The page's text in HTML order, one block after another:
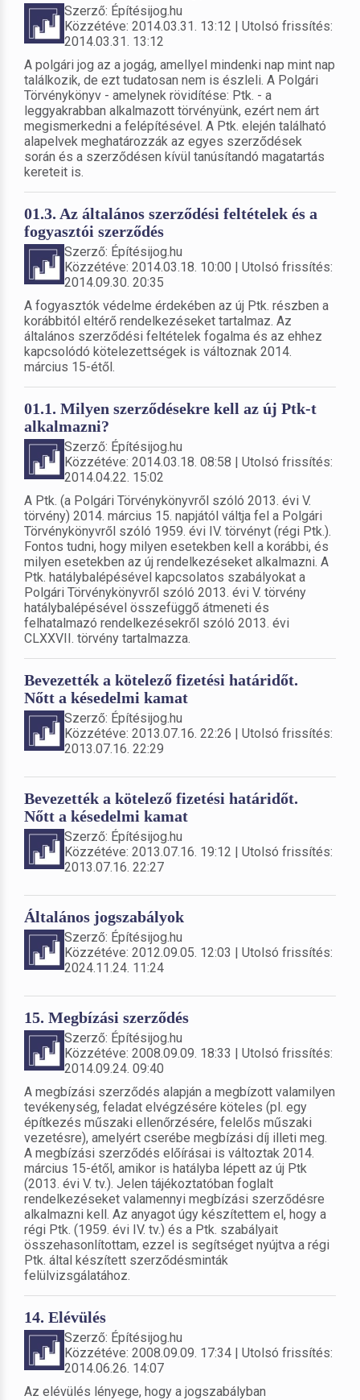
Szerző: Építésijog.hu
Közzétéve: 2014.03.31. 13:12 | Utolsó frissítés:
2014.03.31. 13:12
A polgári jog az a jogág, amellyel mindenki nap mint nap
találkozik, de ezt tudatosan nem is észleli. A Polgári
Törvénykönyv - amelynek rövidítése: Ptk. - a
leggyakrabban alkalmazott törvényünk, ezért nem árt
megismerkedni a felépítésével. A Ptk. elején található
alapelvek meghatározzák az egyes szerződések
során és a szerződésen kívül tanúsítandó magatartás
kereteit is.
01.3. Az általános szerződési feltételek és a
fogyasztói szerződés
Szerző: Építésijog.hu
Közzétéve: 2014.03.18. 10:00 | Utolsó frissítés:
2014.09.30. 20:35
A fogyasztók védelme érdekében az új Ptk. részben a
korábbitól eltérő rendelkezéseket tartalmaz. Az
általános szerződési feltételek fogalma és az ehhez
kapcsolódó kötelezettségek is változnak 2014.
március 15-étől.
01.1. Milyen szerződésekre kell az új Ptk-t
alkalmazni?
Szerző: Építésijog.hu
Közzétéve: 2014.03.18. 08:58 | Utolsó frissítés:
2014.04.22. 15:02
A Ptk. (a Polgári Törvénykönyvről szóló 2013. évi V.
törvény) 2014. március 15. napjától váltja fel a Polgári
Törvénykönyvről szóló 1959. évi IV. törvényt (régi Ptk.).
Fontos tudni, hogy milyen esetekben kell a korábbi, és
milyen esetekben az új rendelkezéseket alkalmazni. A
Ptk. hatálybalépésével kapcsolatos szabályokat a
Polgári Törvénykönyvről szóló 2013. évi V. törvény
hatálybalépésével összefüggő átmeneti és
felhatalmazó rendelkezésekről szóló 2013. évi
CLXXVII. törvény tartalmazza.
Bevezették a kötelező fizetési határidőt.
Nőtt a késedelmi kamat
Szerző: Építésijog.hu
Közzétéve: 2013.07.16. 22:26 | Utolsó frissítés:
2013.07.16. 22:29
Bevezették a kötelező fizetési határidőt.
Nőtt a késedelmi kamat
Szerző: Építésijog.hu
Közzétéve: 2013.07.16. 19:12 | Utolsó frissítés:
2013.07.16. 22:27
Általános jogszabályok
Szerző: Építésijog.hu
Közzétéve: 2012.09.05. 12:03 | Utolsó frissítés:
2024.11.24. 11:24
15. Megbízási szerződés
Szerző: Építésijog.hu
Közzétéve: 2008.09.09. 18:33 | Utolsó frissítés:
2014.09.24. 09:40
A megbízási szerződés alapján a megbízott valamilyen
tevékenység, feladat elvégzésére köteles (pl. egy
építkezés műszaki ellenőrzésére, felelős műszaki
vezetésre), amelyért cserébe megbízási díj illeti meg.
A megbízási szerződés előírásai is változtak 2014.
március 15-étől, amikor is hatályba lépett az új Ptk
(2013. évi V. tv.). Jelen tájékoztatóban foglalt
rendelkezéseket valamennyi megbízási szerződésre
alkalmazni kell. Az anyagot úgy készítettem el, hogy a
régi Ptk. (1959. évi IV. tv.) és a Ptk. szabályait
összehasonlítottam, ezzel is segítséget nyújtva a régi
Ptk. által készített szerződésminták
felülvizsgálatához.
14. Elévülés
Szerző: Építésijog.hu
Közzétéve: 2008.09.09. 17:34 | Utolsó frissítés:
2014.06.26. 14:07
Az elévülés lényege, hogy a jogszabályban